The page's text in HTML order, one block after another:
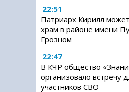
22:51
Патриарх Кирилл
храм в районе имени
Грозном
22:47
В КЧР общество
организовало встречу
участников СВО